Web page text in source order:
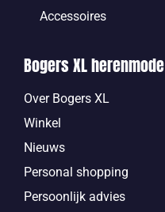
Accessoires
Bogers XL herenmode
Over Bogers XL
Winkel
Nieuws
Personal shopping
Persoonlijk advies